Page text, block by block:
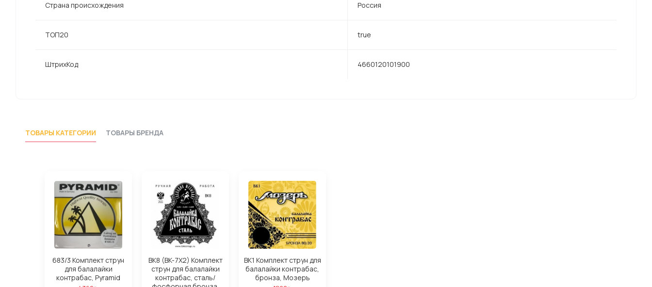
Страна происхождения Россия
ТОП20 true
ШтрихКод 4660120101900
ТОВАРЫ КАТЕГОРИИ ТОВАРЫ БРЕНДА
683/3 Комплект струн
для балалайки
контрабас, Pyramid
BK8 (BK-7X2) Комплект
струн для балалайки
контрабас, сталь/
BK1 Комплект струн для
балалайки контрабас,
бронза, Мозеръ